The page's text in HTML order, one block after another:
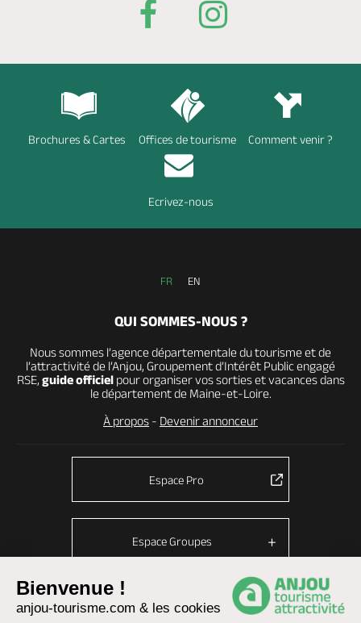
Bienvenue !
anjou-tourisme.com & les cookies
Brochures & Cartes Offices de tourisme Comment venir ?
Ecrivez-nous
FR EN
QUI SOMMES-NOUS ?
Nous sommes l’agence départementale du tourisme et de
l’attractivité de l’Anjou, Groupement d’Intérêt Public engagé
RSE, guide officielpour organiser vos sorties et vacances dans
le département de Maine-et-Loire.
À propos - Devenir annonceur
Espace Pro
Espace Groupes
© Anjou tourisme 2026 -Plan du site-Fonctionnement du site